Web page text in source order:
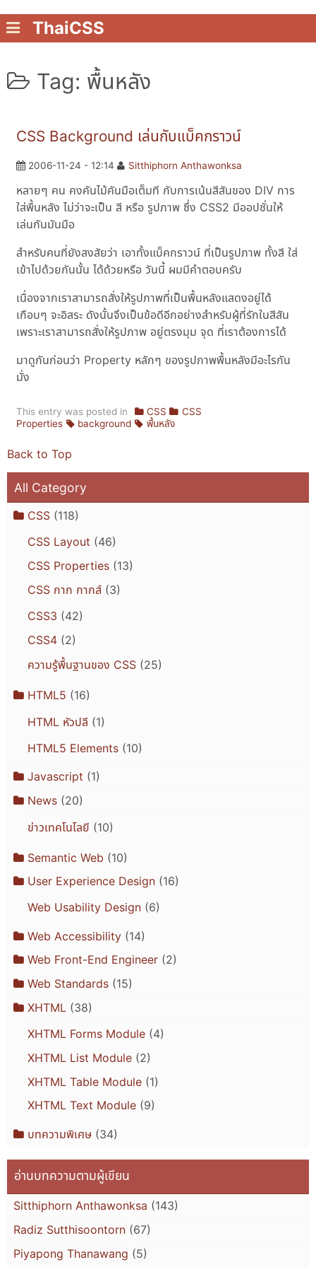
ThaiCSS
Tag: พื้นหลัง
CSS Background เล่นกับแบ็คกราวน์
2006-11-24 - 12:14 Sitthiphorn Anthawonksa
หลายๆ คน คงคันไม้คันมือเต็มที กับการเน้นสีสันของ DIV การ
ใส่พื้นหลัง ไม่ว่าจะเป็น สี หรือ รูปภาพ ซึ่ง CSS2 มีออปชั่นให้
เล่นกันมันมือ
สำหรับคนที่ยังสงสัยว่า เอาทั้งแบ็คกราวน์ ที่เป็นรูปภาพ ทั้งสี ใส่
เข้าไปด้วยกันนั้น ได้ด้วยหรือ วันนี้ ผมมีคำตอบครับ
เนื่องจากเราสามารถสั่งให้รูปภาพที่เป็นพื้นหลังแสดงอยู่ได้
เกือบๆ จะอิสระ ดังนั้นจึงเป็นข้อดีอีกอย่างสำหรับผู้ที่รักในสีสัน
เพราะเราสามารถสั่งให้รูปภาพ อยู่ตรงมุม จุด ที่เราต้องการได้
มาดูกันก่อนว่า Property หลักๆ ของรูปภาพพื้นหลังมีอะไรกัน
มั่ง
This entry was posted in CSS
CSS
Properties
background พื้นหลัง
Back to Top
All Category
CSS(118)
CSS Layout (46)
CSS Properties(13)
CSS กาก กากส์(3)
CSS3 (42)
CSS4(2)
ความรู้พื้นฐานของ CSS(25)
HTML5 (16)
HTML หัวปลี (1)
HTML5 Elements(10)
Javascript (1)
News(20)
ข่าวเทคโนโลยี (10)
Semantic Web (10)
User Experience Design(16)
Web Usability Design(6)
Web Accessibility(14)
Web Front-End Engineer(2)
Web Standards(15)
XHTML (38)
XHTML Forms Module(4)
XHTML List Module(2)
XHTML Table Module(1)
XHTML Text Module(9)
บทความพิเศษ(34)
อ่านบทความตามผู้เขียน
Sitthiphorn Anthawonksa (143)
Radiz Sutthisoontorn (67)
Piyapong Thanawang (5)